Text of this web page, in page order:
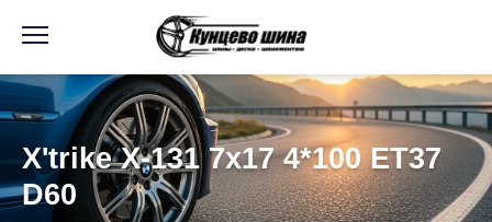
X'trike X-131 7x17 4*100 ET37
D60
Информация Фото товара